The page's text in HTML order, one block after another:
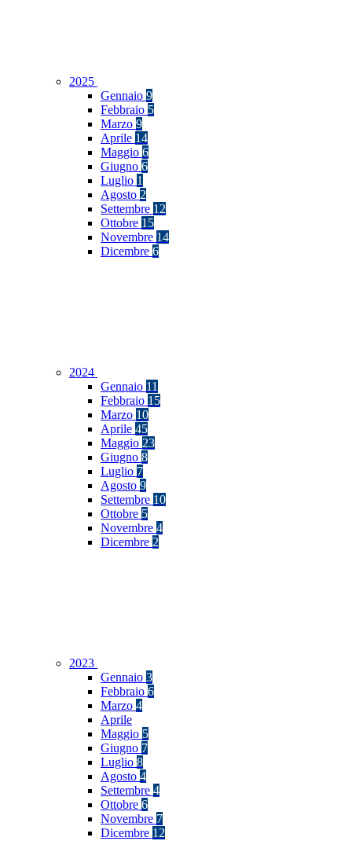
2025
Gennaio 9
Febbraio 5
Marzo 9
Aprile 14
Maggio 6
Giugno 6
Luglio 1
Agosto 2
Settembre 12
Ottobre 15
Novembre 14
Dicembre 6
2024
Gennaio 11
Febbraio 15
Marzo 10
Aprile 45
Maggio 23
Giugno 8
Luglio 7
Agosto 9
Settembre 10
Ottobre 5
Novembre 4
Dicembre 2
2023
Gennaio 3
Febbraio 6
Marzo 4
Aprile
Maggio 5
Giugno 7
Luglio 8
Agosto 4
Settembre 4
Ottobre 6
Novembre 7
Dicembre 12